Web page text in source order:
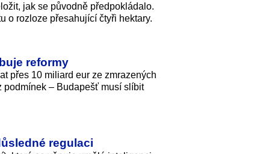
jak se původně předpokládalo.
o rozloze přesahující čtyři hektary.
reformy
přes 10 miliard eur ze zmrazených
podmínek – Budapešť musí slíbit
regulaci